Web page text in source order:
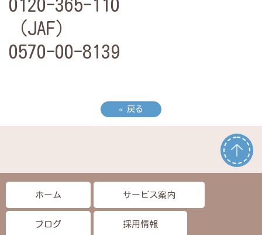
0120-365-110
（JAF)
0570-00-8139
« 戻る
ホーム サービス案内
ブログ 採用情報